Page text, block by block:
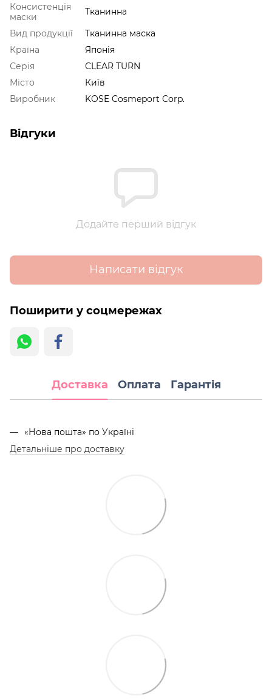
Консистенція
маски
Тканинна
Вид продукції
Тканинна маска
Країна
Японія
Серія
CLEAR TURN
Місто
Київ
Виробник
KOSE Cosmeport Corp.
Відгуки
Додайте перший відгук
Написати відгук
Поширити у соцмережах
Доставка Оплата Гарантія
«Нова пошта» по Україні
Детальніше про доставку